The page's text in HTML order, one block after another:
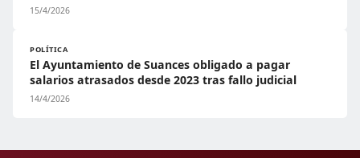
15/4/2026
POLÍTICA
El Ayuntamiento de Suances obligado a pagar
salarios atrasados desde 2023 tras fallo judicial
14/4/2026